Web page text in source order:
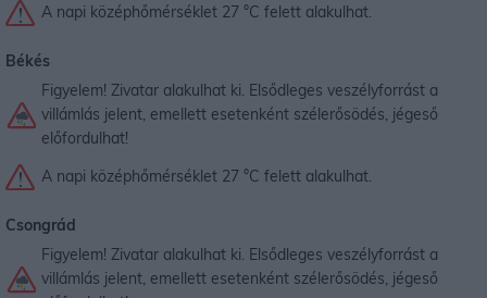
A napi középhőmérséklet 27 °C felett alakulhat.
Békés
Figyelem! Zivatar alakulhat ki. Elsődleges veszélyforrást a
villámlás jelent, emellett esetenként szélerősödés, jégeső
előfordulhat!
A napi középhőmérséklet 27 °C felett alakulhat.
Csongrád
Figyelem! Zivatar alakulhat ki. Elsődleges veszélyforrást a
villámlás jelent, emellett esetenként szélerősödés, jégeső